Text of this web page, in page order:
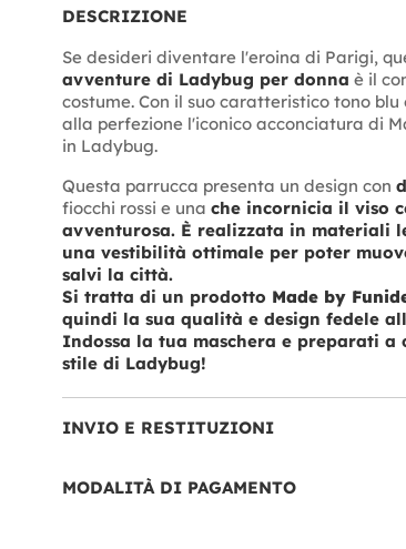
DESCRIZIONE
Se desideri diventare l'eroina di Parigi,
avventure di Ladybug per donna è il
costume. Con il suo caratteristico tono
alla perfezione l'iconico acconciatura di
in Ladybug.
Questa parrucca presenta un design con
fiocchi rossi e una che incornicia il viso
avventurosa. È realizzata in materiali
una vestibilità ottimale per poter
salvi la città.
Si tratta di un prodotto Made by
quindi la sua qualità e design fedele
Indossa la tua maschera e preparati
stile di Ladybug!
INVIO E RESTITUZIONI
MODALITÀ DI PAGAMENTO